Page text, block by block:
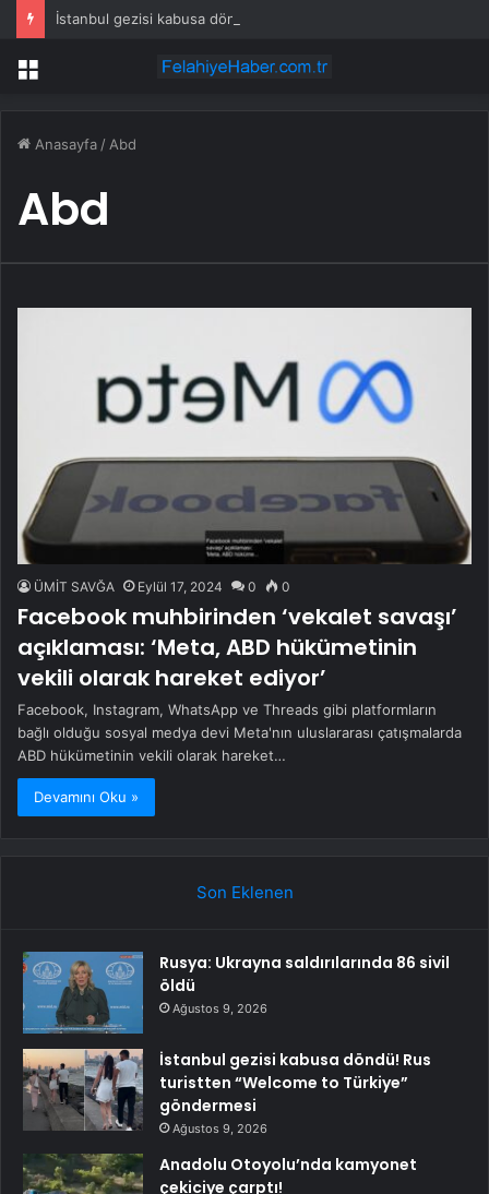
Menü
Anasayfa /Abd
Abd
ÜMİT SAVĞA Eylül 17, 2024 0 0
Facebook muhbirinden ‘vekalet savaşı’
açıklaması: ‘Meta, ABD hükümetinin
vekili olarak hareket ediyor’
Facebook, Instagram, WhatsApp ve Threads gibi platformların
bağlı olduğu sosyal medya devi Meta'nın uluslararası çatışmalarda
ABD hükümetinin vekili olarak hareket…
Devamını Oku »
Son Eklenen
Rusya: Ukrayna saldırılarında 86 sivil
öldü
Ağustos 9, 2026
İstanbul gezisi kabusa döndü! Rus
turistten “Welcome to Türkiye”
göndermesi
Ağustos 9, 2026
Anadolu Otoyolu’nda kamyonet
çekiciye çarptı!